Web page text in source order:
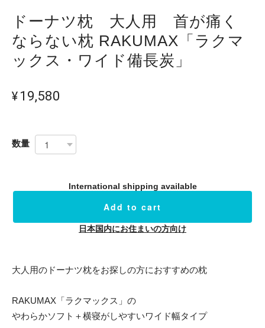
ドーナツ枕 大人用 首が痛く
ならない枕 RAKUMAX「ラクマ
ックス・ワイド備長炭」
¥19,580
数量
International shipping available
Add to cart
日本国内にお住まいの方向け
大人用のドーナツ枕をお探しの方におすすめの枕
RAKUMAX「ラクマックス」の
やわらかソフト＋横寝がしやすいワイド幅タイプ